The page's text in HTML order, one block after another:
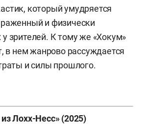
который умудряется
и физически
зрителей. К тому же «Хокум»
в нем жанрово рассуждается
и силы прошлого.
Лохх-Несс» (2025)